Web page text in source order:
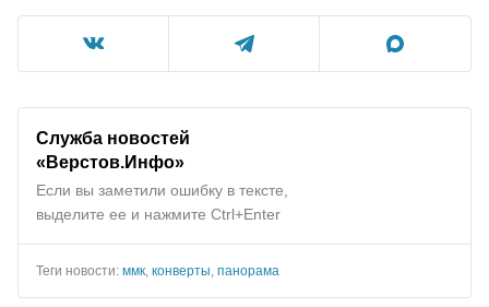
Служба новостей
«Верстов.Инфо»
Если вы заметили ошибку в тексте,
выделите ее и нажмите Ctrl+Enter
Теги новости: ммк конверты панорама